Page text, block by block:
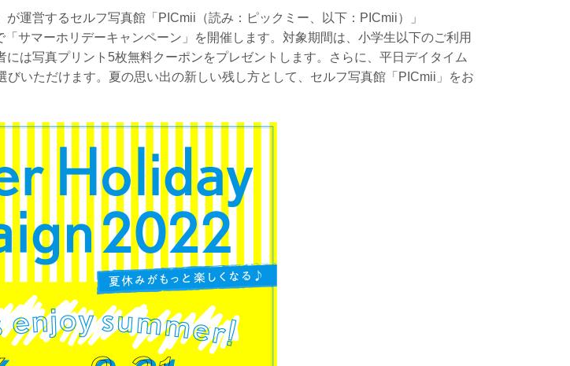
運営するセルフ写真館「PICmii（読み：ピックミー、以下：PICmii）」
サマーホリデーキャンペーン」を開催します。対象期間は、小学生以下のご利用
は写真プリント5枚無料クーポンをプレゼントします。さらに、平日デイタイム
いただけます。夏の思い出の新しい残し方として、セルフ写真館「PICmii」をお